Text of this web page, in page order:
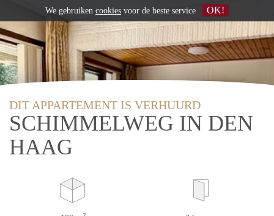
DIT APPARTEMENT IS VERHUURD
SCHIMMELWEG IN DEN
HAAG
We gebruiken cookies voor de beste service OK!